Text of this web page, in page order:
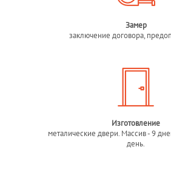
Замер
заключение договора,
Изготовление
металические двери. Массив - 9
день.